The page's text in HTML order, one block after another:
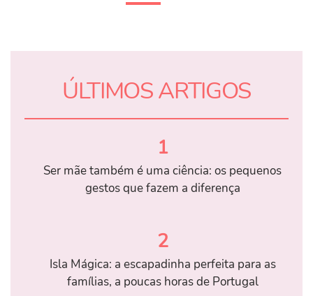
ÚLTIMOS ARTIGOS
1
Ser mãe também é uma ciência: os pequenos
gestos que fazem a diferença
2
Isla Mágica: a escapadinha perfeita para as
famílias, a poucas horas de Portugal